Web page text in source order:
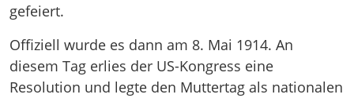
gefeiert.
Offiziell wurde es dann am 8. Mai 1914. An
diesem Tag erlies der US-Kongress eine
Resolution und legte den Muttertag als nationalen